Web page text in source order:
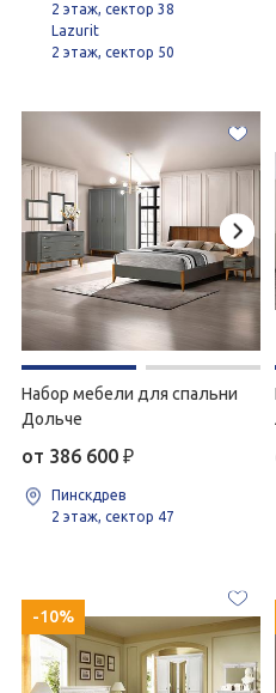
2 этаж, сектор 38
Lazurit
2 этаж, сектор 50
Набор мебели для спальни
Дольче
от 386 600 ₽
Пинскдрев
2 этаж, сектор 47
-10%